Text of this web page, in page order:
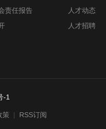
责任报告
人才动态
人才招聘
-1
策 | RSS订阅